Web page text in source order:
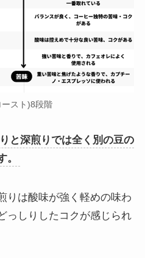
スト)8段階
と深煎りでは全く別の豆の
。
りは酸味が強く軽めの味わ
っしりしたコクが感じられ